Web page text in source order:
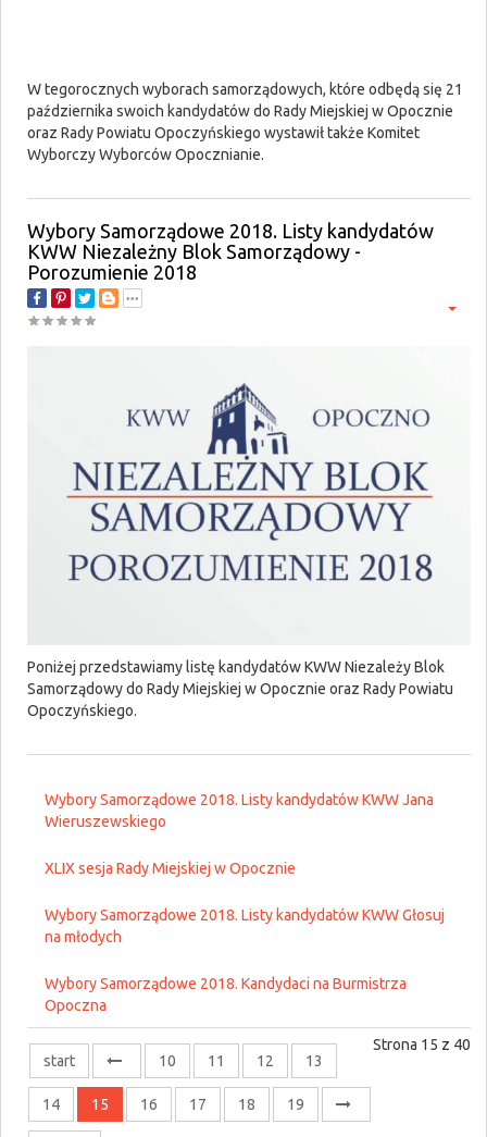
W tegorocznych wyborach samorządowych, które odbędą się 21
października swoich kandydatów do Rady Miejskiej w Opocznie
oraz Rady Powiatu Opoczyńskiego wystawił także Komitet
Wyborczy Wyborców Opocznianie.
Wybory Samorządowe 2018. Listy kandydatów
KWW Niezależny Blok Samorządowy -
Porozumienie 2018
Poniżej przedstawiamy listę kandydatów KWW Niezależy Blok
Samorządowy do Rady Miejskiej w Opocznie oraz Rady Powiatu
Opoczyńskiego.
Wybory Samorządowe 2018. Listy kandydatów KWW Jana
Wieruszewskiego
XLIX sesja Rady Miejskiej w Opocznie
Wybory Samorządowe 2018. Listy kandydatów KWW Głosuj
na młodych
Wybory Samorządowe 2018. Kandydaci na Burmistrza
Opoczna
Strona 15 z 40
start
10 11 12 13
14 15 16 17 18 19